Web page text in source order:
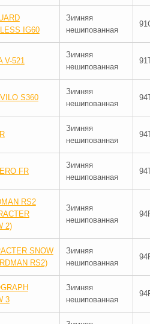
IG60
Зимняя
нешипованная
V-521
Зимняя
нешипованная
S360
Зимняя
нешипованная
Зимняя
нешипованная
FR
Зимняя
нешипованная
RS2
2)
Зимняя
нешипованная
SNOW
RS2)
Зимняя
нешипованная
3
Зимняя
нешипованная